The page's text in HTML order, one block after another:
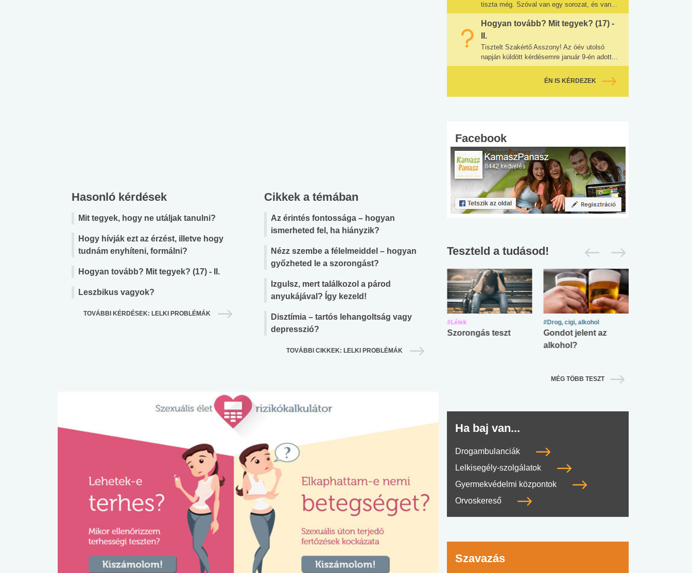
Hasonló kérdések
Mit tegyek, hogy ne utáljak tanulni?
Hogy hívják ezt az érzést, illetve hogy
tudnám enyhíteni, formálni?
Hogyan tovább? Mit tegyek? (17) - II.
Leszbikus vagyok?
TOVÁBBI KÉRDÉSEK: LELKI PROBLÉMÁK
Cikkek a témában
Az érintés fontossága – hogyan
ismerheted fel, ha hiányzik?
Nézz szembe a félelmeiddel – hogyan
győzheted le a szorongást?
Izgulsz, mert találkozol a párod
anyukájával? Így kezeld!
Disztímia – tartós lehangoltság vagy
depresszió?
TOVÁBBI CIKKEK: LELKI PROBLÉMÁK
tiszta még. Szóval van egy sorozat, és van...
Hogyan tovább? Mit tegyek? (17) -
II.
Tisztelt Szakértő Asszony! Az óév utolsó
napján küldött kérdésemre január 9-én adott...
ÉN IS KÉRDEZEK
Facebook
Teszteld a tudásod!
Angol középfokú
nyelvvizsga teszt -
#Suli, munka #Lélek
Szorongás teszt
#Drog, cigi, alkohol
Gondot jelent az
alkohol?
MÉG TÖBB TESZT
Ha baj van...
Drogambulanciák
Lelkisegély-szolgálatok
Gyermekvédelmi központok
Orvoskereső
Szavazás